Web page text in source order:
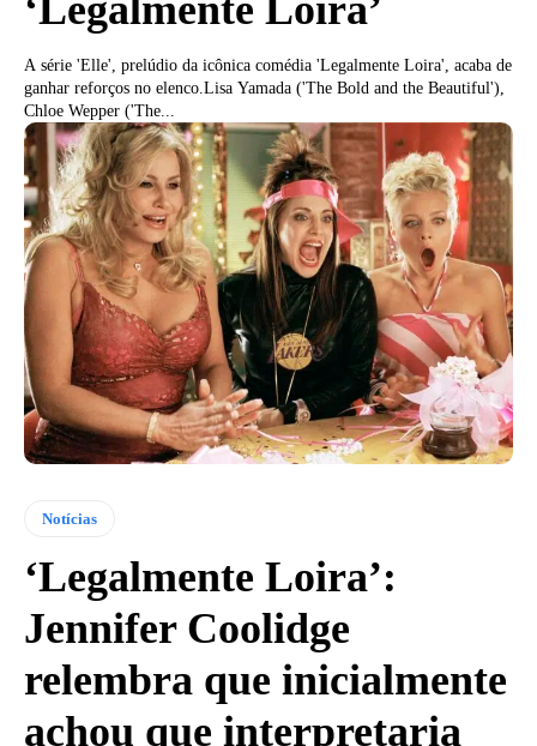
A série 'Elle', prelúdio da icônica comédia 'Legalmente Loira', acaba de
ganhar reforços no elenco.Lisa Yamada ('The Bold and the Beautiful'),
Chloe Wepper ('The...
Notícias
‘Legalmente Loira’:
Jennifer Coolidge
relembra que inicialmente
achou que interpretaria